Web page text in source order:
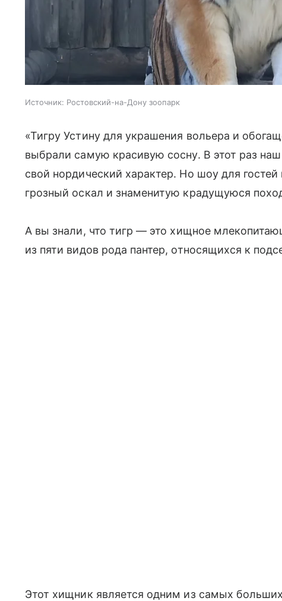
Источник: Ростовский-на-Дону зоопарк
«Тигру Устину для украшения вольера и
выбрали самую красивую сосну. В этот раз
свой нордический характер. Но шоу для
грозный оскал и знаменитую крадущуюся
А вы знали, что тигр — это хищное
из пяти видов рода пантер, относящихся к
Этот хищник является одним из самых